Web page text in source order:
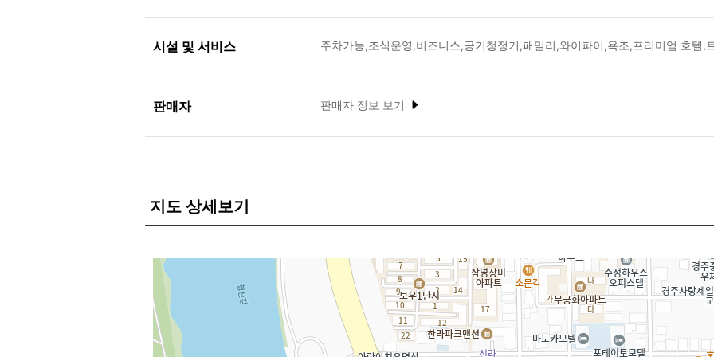
시설 및 서비스 주차가능,조식운영,비즈니스,공기청정기,패밀리,와이파이,욕조,프리미엄 호텔,
판매자 판매자 정보 보기
지도 상세보기